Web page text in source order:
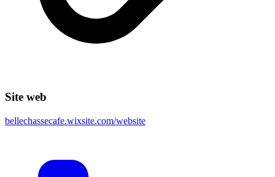
Site web
bellechassecafe.wixsite.com/website